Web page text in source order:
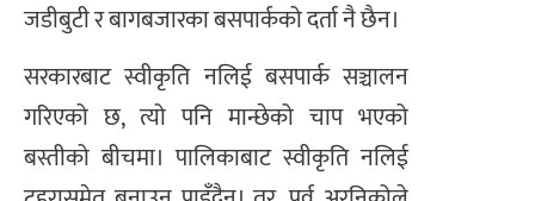
जडीबुटी र बागबजारका बसपार्कको दर्ता नै छैन।
सरकारबाट स्वीकृति नलिई बसपार्क सञ्चालन
गरिएको छ, त्यो पनि मान्छेको चाप भएको
बस्तीको बीचमा। पालिकाबाट स्वीकृति नलिई